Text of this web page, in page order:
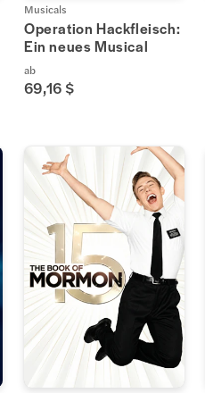
Musicals
Operation Hackfleisch:
Ein neues Musical
ab
69,16 $